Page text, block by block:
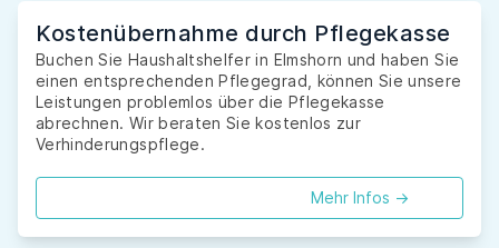
Kostenübernahme durch Pflegekasse
Buchen Sie Haushaltshelfer in Elmshorn und haben Sie
einen entsprechenden Pflegegrad, können Sie unsere
Leistungen problemlos über die Pflegekasse
abrechnen. Wir beraten Sie kostenlos zur
Verhinderungspflege.
Mehr Infos ->